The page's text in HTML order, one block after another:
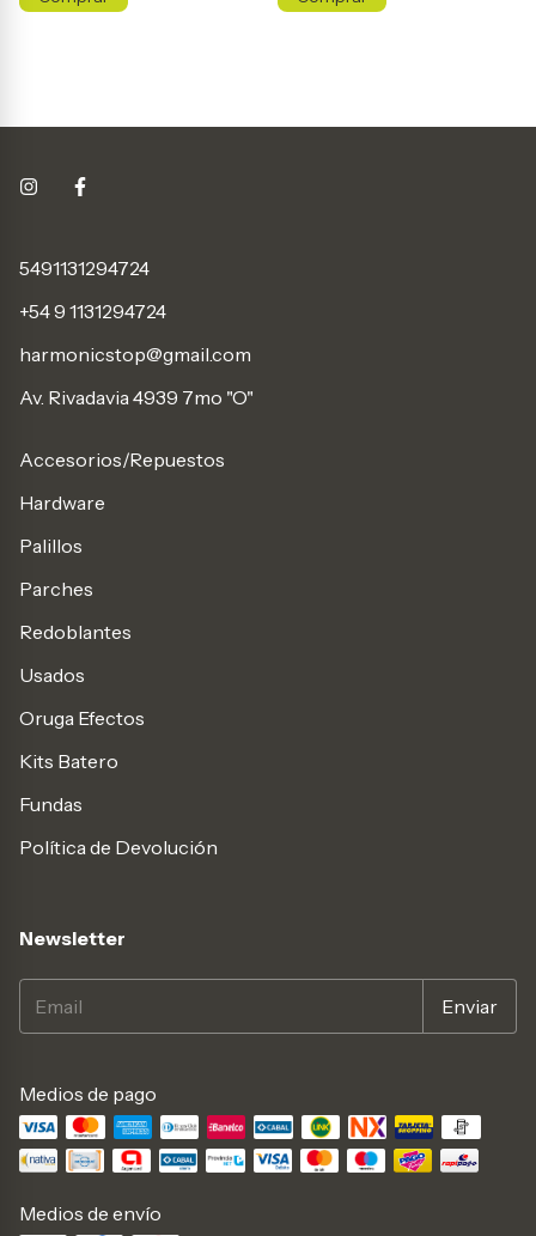
5491131294724
+54 9 1131294724
harmonicstop@gmail.com
Av. Rivadavia 4939 7mo "O"
Accesorios/Repuestos
Hardware
Palillos
Parches
Redoblantes
Usados
Oruga Efectos
Kits Batero
Fundas
Política de Devolución
Newsletter
Medios de pago
Medios de envío